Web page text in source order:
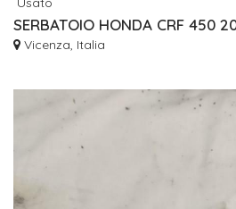
SERBATOIO HONDA CRF 450
Vicenza, Italia